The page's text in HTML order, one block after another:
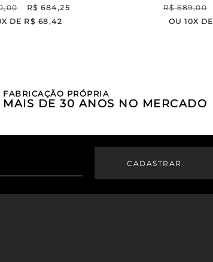
,00 R$ 684,25
X DE R$ 68,42
R$ 689,00
OU 10X DE
FABRICAÇÃO PRÓPRIA
MAIS DE 30 ANOS NO MERCADO